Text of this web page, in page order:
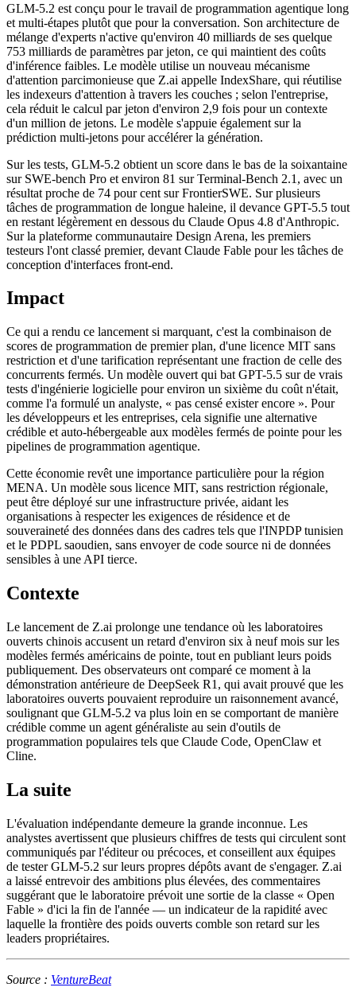
GLM-5.2 est conçu pour le travail de programmation agentique long
et multi-étapes plutôt que pour la conversation. Son architecture de
mélange d'experts n'active qu'environ 40 milliards de ses quelque
753 milliards de paramètres par jeton, ce qui maintient des coûts
d'inférence faibles. Le modèle utilise un nouveau mécanisme
d'attention parcimonieuse que Z.ai appelle IndexShare, qui réutilise
les indexeurs d'attention à travers les couches ; selon l'entreprise,
cela réduit le calcul par jeton d'environ 2,9 fois pour un contexte
d'un million de jetons. Le modèle s'appuie également sur la
prédiction multi-jetons pour accélérer la génération.
Sur les tests, GLM-5.2 obtient un score dans le bas de la soixantaine
sur SWE-bench Pro et environ 81 sur Terminal-Bench 2.1, avec un
résultat proche de 74 pour cent sur FrontierSWE. Sur plusieurs
tâches de programmation de longue haleine, il devance GPT-5.5 tout
en restant légèrement en dessous du Claude Opus 4.8 d'Anthropic.
Sur la plateforme communautaire Design Arena, les premiers
testeurs l'ont classé premier, devant Claude Fable pour les tâches de
conception d'interfaces front-end.
Impact
Ce qui a rendu ce lancement si marquant, c'est la combinaison de
scores de programmation de premier plan, d'une licence MIT sans
restriction et d'une tarification représentant une fraction de celle des
concurrents fermés. Un modèle ouvert qui bat GPT-5.5 sur de vrais
tests d'ingénierie logicielle pour environ un sixième du coût n'était,
comme l'a formulé un analyste, « pas censé exister encore ». Pour
les développeurs et les entreprises, cela signifie une alternative
crédible et auto-hébergeable aux modèles fermés de pointe pour les
pipelines de programmation agentique.
Cette économie revêt une importance particulière pour la région
MENA. Un modèle sous licence MIT, sans restriction régionale,
peut être déployé sur une infrastructure privée, aidant les
organisations à respecter les exigences de résidence et de
souveraineté des données dans des cadres tels que l'INPDP tunisien
et le PDPL saoudien, sans envoyer de code source ni de données
sensibles à une API tierce.
Contexte
Le lancement de Z.ai prolonge une tendance où les laboratoires
ouverts chinois accusent un retard d'environ six à neuf mois sur les
modèles fermés américains de pointe, tout en publiant leurs poids
publiquement. Des observateurs ont comparé ce moment à la
démonstration antérieure de DeepSeek R1, qui avait prouvé que les
laboratoires ouverts pouvaient reproduire un raisonnement avancé,
soulignant que GLM-5.2 va plus loin en se comportant de manière
crédible comme un agent généraliste au sein d'outils de
programmation populaires tels que Claude Code, OpenClaw et
Cline.
La suite
L'évaluation indépendante demeure la grande inconnue. Les
analystes avertissent que plusieurs chiffres de tests qui circulent sont
communiqués par l'éditeur ou précoces, et conseillent aux équipes
de tester GLM-5.2 sur leurs propres dépôts avant de s'engager. Z.ai
a laissé entrevoir des ambitions plus élevées, des commentaires
suggérant que le laboratoire prévoit une sortie de la classe « Open
Fable » d'ici la fin de l'année — un indicateur de la rapidité avec
laquelle la frontière des poids ouverts comble son retard sur les
leaders propriétaires.
Source : VentureBeat